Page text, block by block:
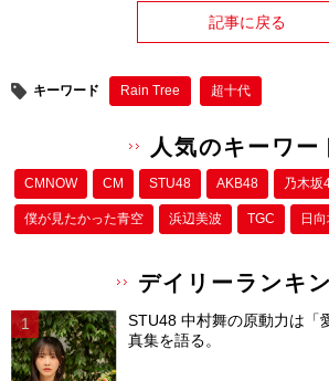
記事に戻る
キーワード Rain Tree 超十代
人気のキーワー
CMNOW CM STU48 AKB48 乃木坂
僕が⾒たかった⻘空 浜辺美波 TGC 日
デイリーランキ
STU48 中村舞の原動力は「
真集を語る。